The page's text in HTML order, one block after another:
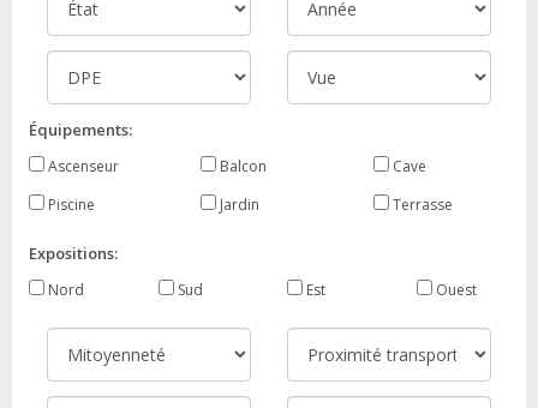
Équipements:
Ascenseur Balcon
Cave
Piscine
Jardin Terrasse
Expositions:
Nord Sud Est Ouest